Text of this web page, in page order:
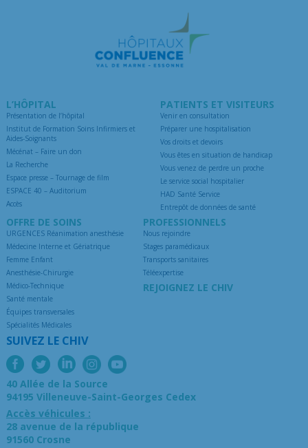
L’HÔPITAL
Présentation de l’hôpital
Institut de Formation Soins Infirmiers et
Aides-Soignants
Mécénat – Faire un don
La Recherche
Espace presse – Tournage de film
ESPACE 40 – Auditorium
Accès
PATIENTS ET VISITEURS
Venir en consultation
Préparer une hospitalisation
Vos droits et devoirs
Vous êtes en situation de handicap
Vous venez de perdre un proche
Le service social hospitalier
HAD Santé Service
Entrepôt de données de santé
OFFRE DE SOINS
URGENCES Réanimation anesthésie
Médecine Interne et Gériatrique
Femme Enfant
Anesthésie-Chirurgie
Médico-Technique
Santé mentale
Équipes transversales
Spécialités Médicales
PROFESSIONNELS
Nous rejoindre
Stages paramédicaux
Transports sanitaires
Téléexpertise
REJOIGNEZ LE CHIV
SUIVEZ LE CHIV
40 Allée de la Source
94195 Villeneuve-Saint-Georges Cedex
Accès véhicules :
28 avenue de la république
91560 Crosne